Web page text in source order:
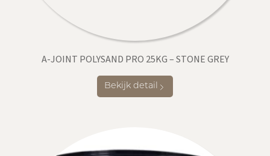
A-JOINT POLYSAND PRO 25KG – STONE GREY
Bekijk detail